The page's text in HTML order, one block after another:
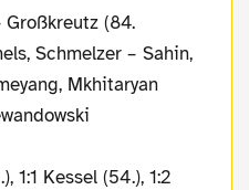
(84.
Schmelzer – Sahin,
Mkhitaryan
1:1 Kessel (54.), 1:2